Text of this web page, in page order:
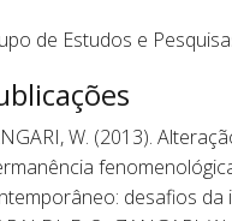
de Estudos e
W. (2013).
desafios da